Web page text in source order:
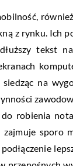
z rynku. Ich
tekst
na
robienia
sporo